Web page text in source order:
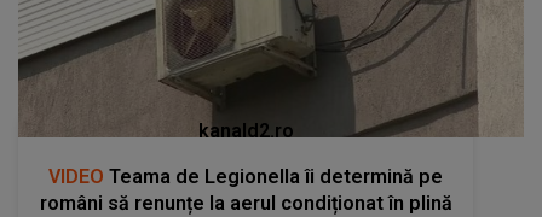
kanald2.ro
VIDEO Teama de Legionella îi determină pe
români să renunțe la aerul condiționat în plină